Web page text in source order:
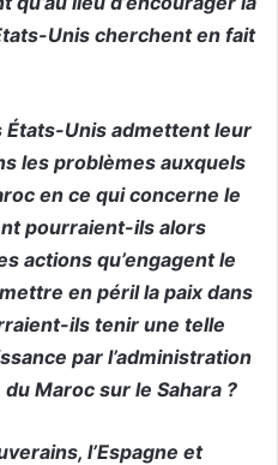
Unis cherchent en fait
États-Unis admettent leur
les problèmes auxquels
en ce qui concerne le
pourraient-ils alors
actions qu’engagent le
en péril la paix dans
ils tenir une telle
par l’administration
Maroc sur le Sahara ?
l’Espagne et